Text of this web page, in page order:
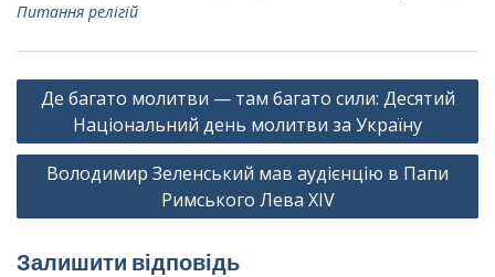
Питання релігій
Навігація
записів
Де багато молитви — там багато сили: Десятий
Національний день молитви за Україну
Володимир Зеленський мав аудієнцію в Папи
Римського Лева ХІV
Залишити відповідь